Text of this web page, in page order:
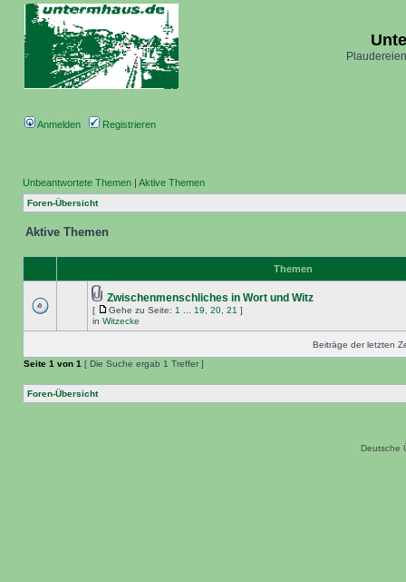
Anmelden Registrieren
Unbeantwortete Themen | Aktive Themen
Foren-Übersicht
Aktive Themen
Themen
Zwischenmenschliches in Wort und Witz
[ Gehe zu Seite: 1 19 20 21 ]
in Witzecke
Beiträge der letzten
Seite 1 von 1 [ Die Suche ergab 1 Treffer ]
Foren-Übersicht
Deutsche